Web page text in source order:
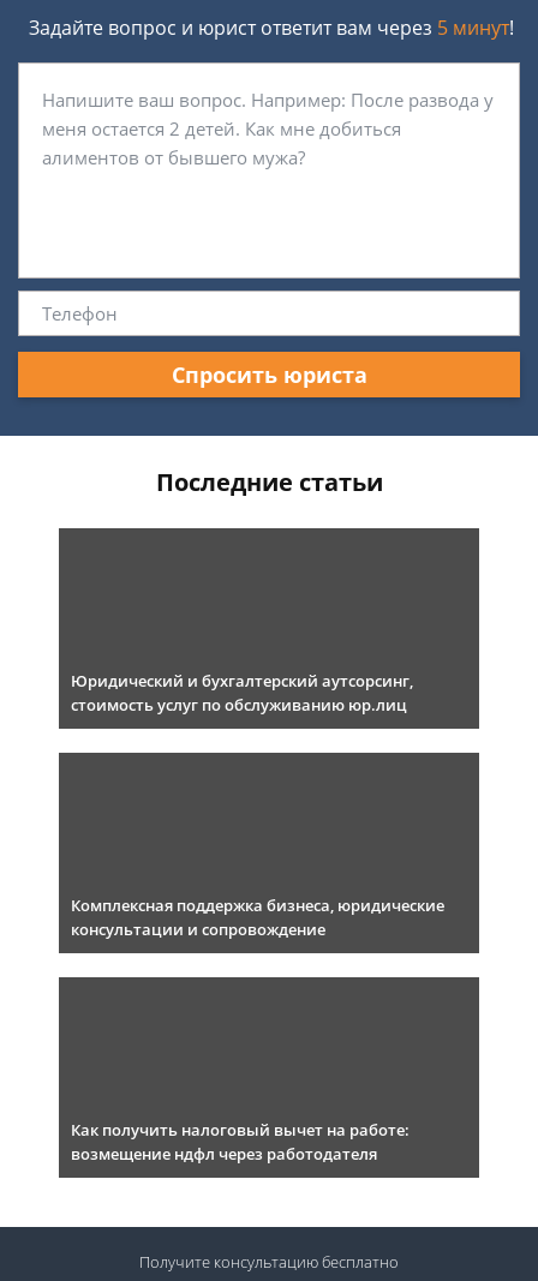
Задайте вопрос и юрист ответит вам через 5 минут!
Спросить юриста
Последние статьи
Юридический и бухгалтерский аутсорсинг,
стоимость услуг по обслуживанию юр.лиц
Комплексная поддержка бизнеса, юридические
консультации и сопровождение
Как получить налоговый вычет на работе:
возмещение ндфл через работодателя
Получите консультациюбесплатно